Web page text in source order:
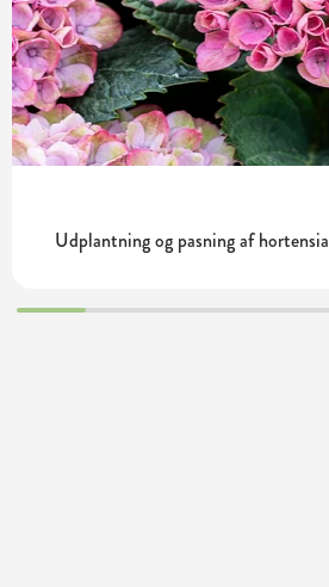
Udplantning og pasning af hortensia